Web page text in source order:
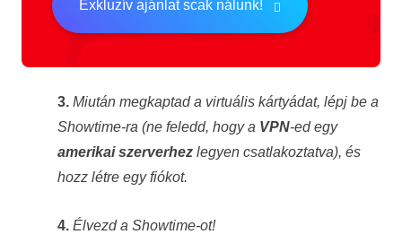
Exkluzív ajánlat scak nálunk!
3. Miután megkaptad a virtuális kártyádat, lépj be a
Showtime-ra (ne feledd, hogy a VPN-ed egy
amerikai szerverhezlegyen csatlakoztatva), és
hozz létre egy fiókot.
4. Élvezd a Showtime-ot!